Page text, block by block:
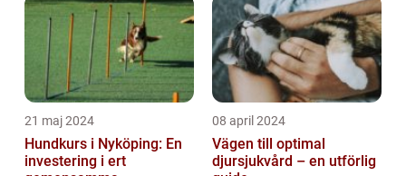
21 maj 2024
Hundkurs i Nyköping: En
investering i ert
08 april 2024
Vägen till optimal
djursjukvård – en utförlig